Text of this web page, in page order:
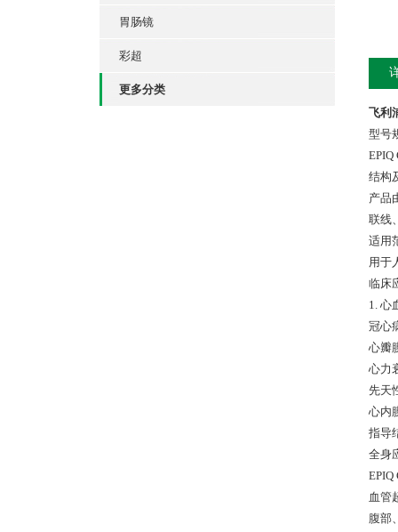
胃肠镜
彩超
更多分类
飞利
型号
EPIQ
结构
产品
联线
适用
用于
临床
1. 心
冠心
心瓣
心力
先天
心内
指导
全身
血管
腹部